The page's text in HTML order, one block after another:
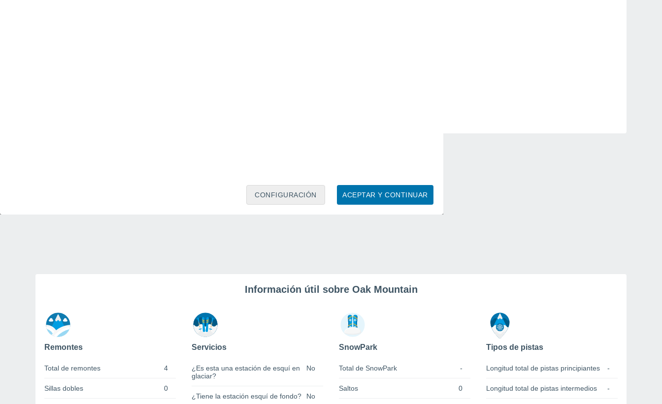
ACEPTAR Y CONTINUAR
CONFIGURACIÓN
Información útil sobre Oak Mountain
Remontes
Total de remontes 4
Sillas dobles 0
Servicios
¿Es esta una estación de esquí en
glaciar?
No
¿Tiene la estación esquí de fondo? No
SnowPark
Total de SnowPark -
Saltos 0
Tipos de pistas
Longitud total de pistas principiantes -
Longitud total de pistas intermedios -